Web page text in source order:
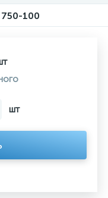
750-100
шт